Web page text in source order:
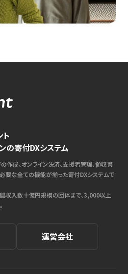
の寄付DXシステム
作成、オンライン決済、支援者管理、領収書
要な全ての機能が揃った寄付DXシステムで
収入数十億円規模の団体まで、3,000以上
運営会社